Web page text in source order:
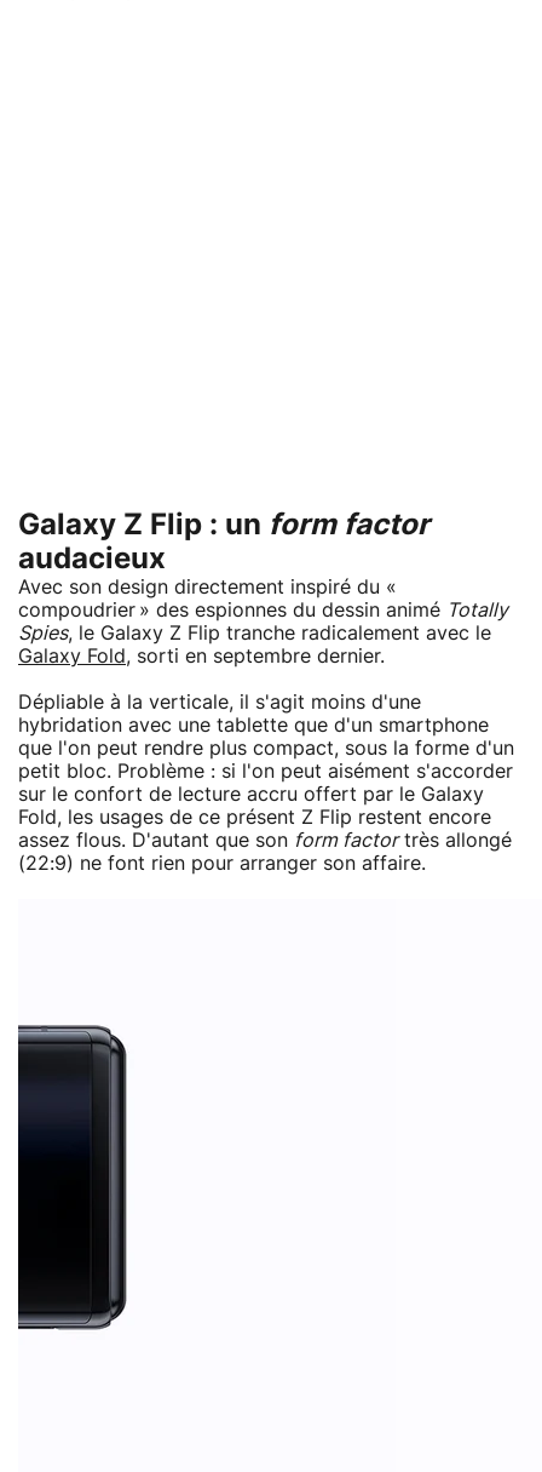
Galaxy Z Flip : un form factor
audacieux
Avec son design directement inspiré du «
compoudrier » des espionnes du dessin animé Totally
Spies, le Galaxy Z Flip tranche radicalement avec le
Galaxy Fold, sorti en septembre dernier.
Dépliable à la verticale, il s'agit moins d'une
hybridation avec une tablette que d'un smartphone
que l'on peut rendre plus compact, sous la forme d'un
petit bloc. Problème : si l'on peut aisément s'accorder
sur le confort de lecture accru offert par le Galaxy
Fold, les usages de ce présent Z Flip restent encore
assez flous. D'autant que son form factortrès allongé
(22:9) ne font rien pour arranger son affaire.